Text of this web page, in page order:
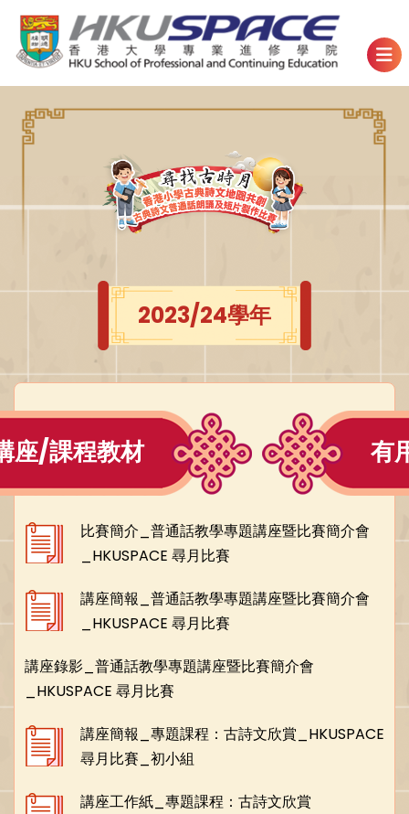
2023/24學年
座/課程教材 有
比賽簡介_普通話教學專題講座暨比賽簡介會
_HKUSPACE 尋月比賽
講座簡報_普通話教學專題講座暨比賽簡介會
_HKUSPACE 尋月比賽
講座錄影_普通話教學專題講座暨比賽簡介會
_HKUSPACE 尋月比賽
講座簡報_專題課程：古詩文欣賞_HKUSPACE
尋月比賽_初小組
講座工作紙_專題課程：古詩文欣賞